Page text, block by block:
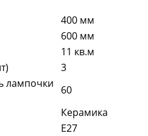
400 мм
600 мм
11 кв.м
3
лампочки
60
Керамика
E27